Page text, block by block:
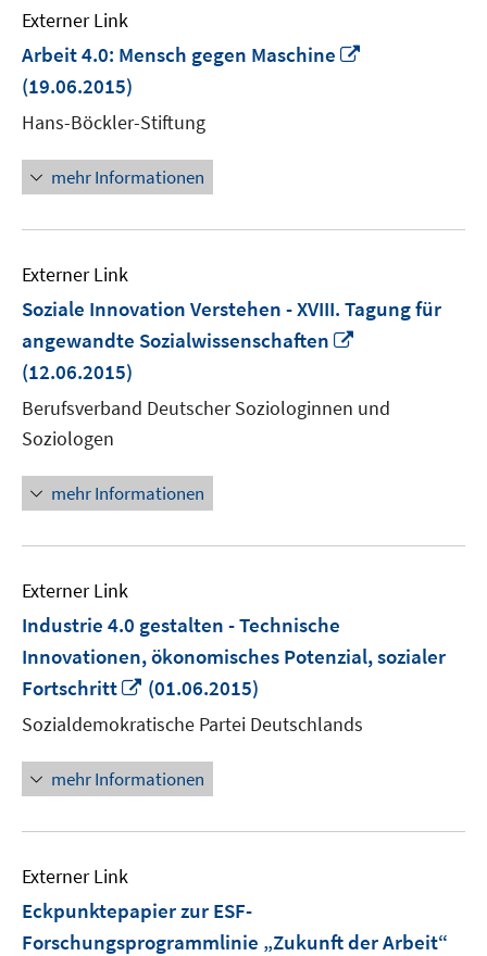
Externer Link
Arbeit 4.0: Mensch gegen Maschine
(19.06.2015)
Hans-Böckler-Stiftung
mehr Informationen
Externer Link
Soziale Innovation Verstehen - XVIII. Tagung für
angewandte Sozialwissenschaften
öffnen
(12.06.2015)
Berufsverband Deutscher Soziologinnen und
Soziologen
mehr Informationen
Externer Link
Industrie 4.0 gestalten - Technische
Innovationen, ökonomisches Potenzial, sozialer
Fortschritt
In
neuem
Fenster
öffnen
(01.06.2015)
Sozialdemokratische Partei Deutschlands
mehr Informationen
Externer Link
Eckpunktepapier zur ESF-
Forschungsprogrammlinie „Zukunft der Arbeit“